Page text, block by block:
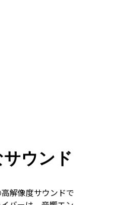
ウンド
解像度サウンドで